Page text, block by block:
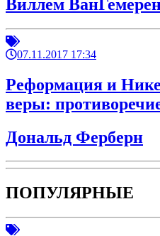
Виллем
07.11.2017 17:34
Реформация и
веры:
Дональд Ферберн
ПОПУЛЯРНЫЕ